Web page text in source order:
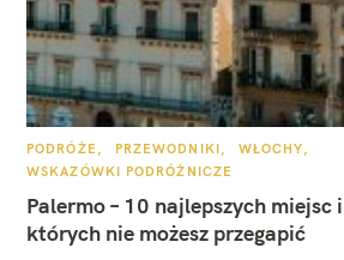
K
T
G
R
PODRÓŻE PRZEWODNIKI
WŁOCHY
WSKAZÓWKI PODRÓŻNICZE
Palermo – 10 najlepszych miejsc
których nie możesz przegapić